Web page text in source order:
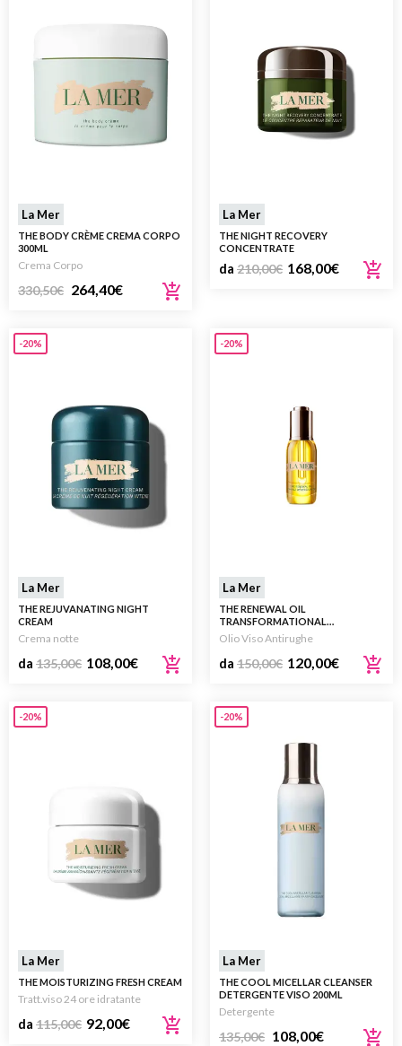
La Mer
THE BODY CRÈME CREMA CORPO
300ML
Crema Corpo
330,50€ 264,40€
La Mer
THE NIGHT RECOVERY
CONCENTRATE
da 210,00€ 168,00€
-20%
La Mer
THE REJUVANATING NIGHT
CREAM
Crema notte
da 135,00€ 108,00€
-20%
La Mer
THE RENEWAL OIL
TRANSFORMATIONAL
TREATMENT OLIO VISO
Olio Viso Antirughe
da 150,00€ 120,00€
-20%
La Mer
THE MOISTURIZING FRESH CREAM
Tratt.viso 24 ore idratante
da 115,00€ 92,00€
-20%
La Mer
THE COOL MICELLAR CLEANSER
DETERGENTE VISO 200ML
Detergente
135,00€ 108,00€